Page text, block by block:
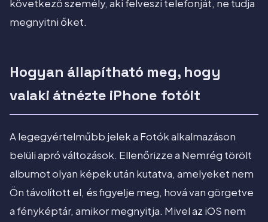
következő személy, aki felveszi telefonját, ne tudja
megnyitni őket.
Hogyan állapítható meg, hogy
valaki átnézte iPhone fotóit
A legegyértelműbb jelek a Fotók alkalmazáson
belüli apró változások. Ellenőrizze a Nemrég törölt
albumot olyan képek után kutatva, amelyeket nem
Ön távolított el, és figyelje meg, hová van görgetve
a fényképtár, amikor megnyitja. Mivel az iOS nem